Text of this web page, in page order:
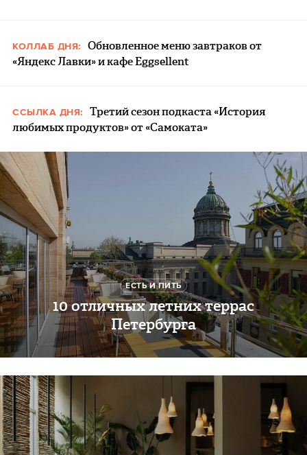
КОЛЛАБ ДНЯ:
Обновленное меню завтраков от
«Яндекс Лавки» и кафе Eggsellent
ССЫЛКА ДНЯ:
Третий сезон подкаста «История
любимых продуктов» от «Самоката»
ЕСТЬ И ПИТЬ
10 отличных летних террас
Петербурга